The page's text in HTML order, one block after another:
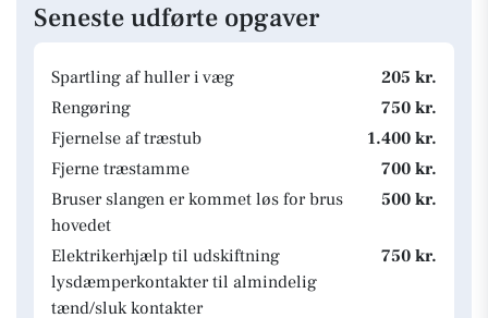
Seneste udførte opgaver
Spartling af huller i væg
205 kr.
Rengøring
750 kr.
Fjernelse af træstub
1.400 kr.
Fjerne træstamme
700 kr.
Bruser slangen er kommet løs for brus
hovedet
500 kr.
Elektrikerhjælp til udskiftning
lysdæmperkontakter til almindelig
tænd/sluk kontakter
750 kr.